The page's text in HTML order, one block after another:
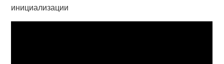
инициализации